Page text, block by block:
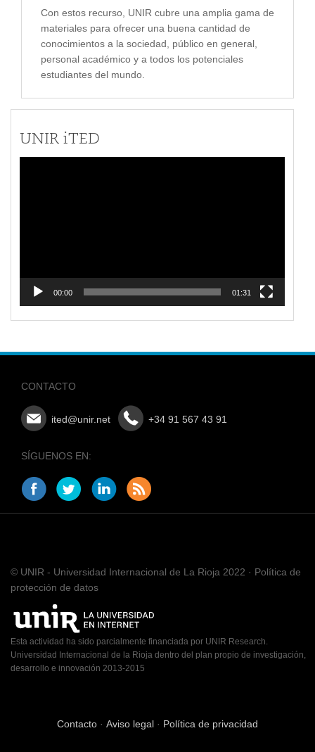
Con estos recurso, UNIR cubre una amplia gama de
materiales para ofrecer una buena cantidad de
conocimientos a la sociedad, público en general,
personal académico y a todos los potenciales
estudiantes del mundo.
UNIR iTED
00:00 01:31
CONTACTO
ited@unir.net +34 91 567 43 91
SÍGUENOS EN:
© UNIR - Universidad Internacional de La Rioja 2022 · Política de
protección de datos
Esta actividad ha sido parcialmente financiada por UNIR Research.
Universidad Internacional de la Rioja dentro del plan propio de investigación,
desarrollo e innovación 2013-2015
Contacto · Aviso legal · Política de privacidad